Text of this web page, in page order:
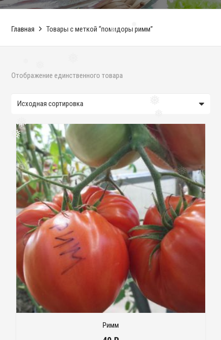
❅
❅
❅
❅
❅
Главная Товары с меткой “помидоры римм”
Отображение единственного товара
Римм